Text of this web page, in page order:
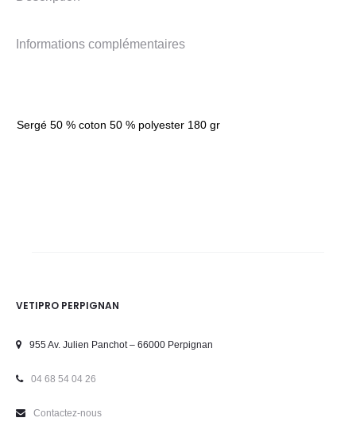
Informations complémentaires
Sergé 50 % coton 50 % polyester 180 gr
VETIPRO PERPIGNAN
955 Av. Julien Panchot – 66000 Perpignan
04 68 54 04 26
Contactez-nous